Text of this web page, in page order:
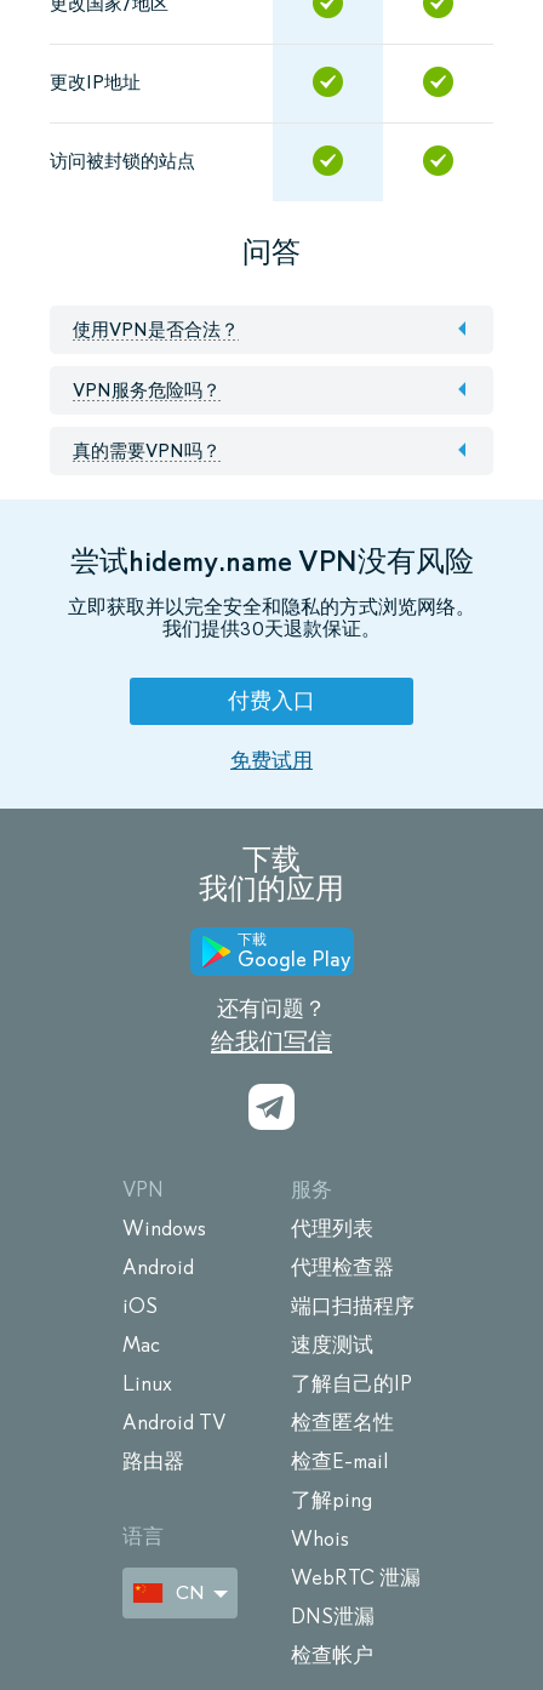
更改IP地址
访问被封锁的站点
问答
使用VPN是否合法？
VPN服务危险吗？
真的需要VPN吗？
尝试hidemy.name VPN没有风险
立即获取并以完全安全和隐私的方式浏览网络。
我们提供30天退款保证。
付费入口
免费试用
下载
我们的应用
下載
Google Play
还有问题？
给我们写信
VPN
Windows
Android
iOS
Mac
Linux
Android TV
路由器
语言
CN
服务
代理列表
代理检查器
端口扫描程序
速度测试
了解自己的IP
检查匿名性
检查E-mail
了解ping
Whois
WebRTC 泄漏
DNS泄漏
检查帐户